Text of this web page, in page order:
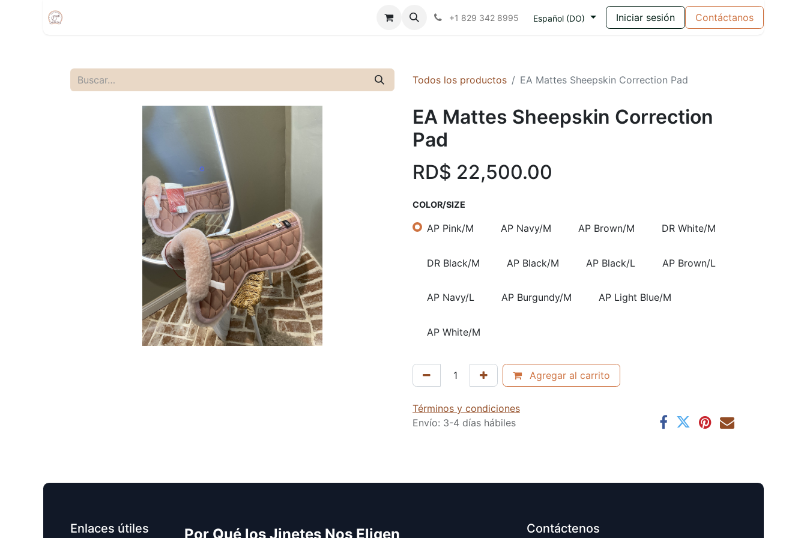
+1 829 342 8995 Español (DO) Iniciar sesión Contáctanos
Todos los productos EA Mattes Sheepskin Correction Pad
EA Mattes Sheepskin Correction
Pad
RD$ 22,500.00
COLOR/SIZE
AP Pink/M AP Navy/M AP Brown/M DR White/M
DR Black/M AP Black/M AP Black/L AP Brown/L
AP Navy/L AP Burgundy/M AP Light Blue/M
AP White/M
Agregar al carrito
Términos y condiciones
Envío: 3-4 días hábiles
Enlaces útiles Por Qué los Jinetes Nos Eligen Contáctenos